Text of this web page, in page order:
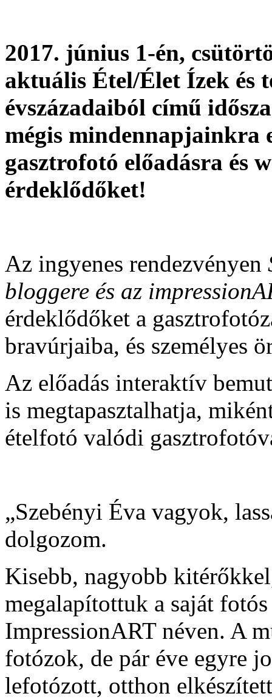
2017. június 1-én,
aktuális Étel/Élet Ízek és
évszázadaiból című
mégis mindennapjainkra
gasztrofotó előadásra és
érdeklődőket!
Az ingyenes rendezvényen
bloggere és az
érdeklődőket a
bravúrjaiba, és személyes
Az előadás interaktív
is megtapasztalhatja,
ételfotó valódi
„Szebényi Éva vagyok,
dolgozom.
Kisebb, nagyobb
megalapítottuk a saját
ImpressionART néven. A
fotózok, de pár éve egyre
lefotózott, otthon